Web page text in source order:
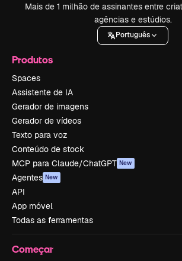
Mais de 1 milhão de assinantes entre
agências e estúdios.
Português
Produtos
Spaces
Assistente de IA
Gerador de imagens
Gerador de vídeos
Texto para voz
Conteúdo de stock
MCP para Claude/ChatGPT New
Agentes New
API
App móvel
Todas as ferramentas
Começar